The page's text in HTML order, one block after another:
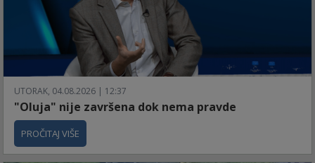
UTORAK, 04.08.2026 | 12:37
"Oluja" nije završena dok nema pravde
PROČITAJ VIŠE